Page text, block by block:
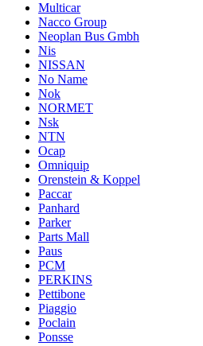
Multicar
Nacco Group
Neoplan Bus Gmbh
Nis
NISSAN
No Name
Nok
NORMET
Nsk
NTN
Ocap
Omniquip
Orenstein & Koppel
Paccar
Panhard
Parker
Parts Mall
Paus
PCM
PERKINS
Pettibone
Piaggio
Poclain
Ponsse